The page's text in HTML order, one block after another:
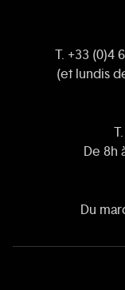
T. +33 (0)4
(et lundis
De 8h
Du